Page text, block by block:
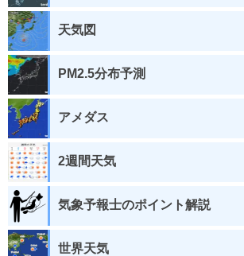
天気図
PM2.5分布予測
アメダス
2週間天気
気象予報士のポイント解説
世界天気